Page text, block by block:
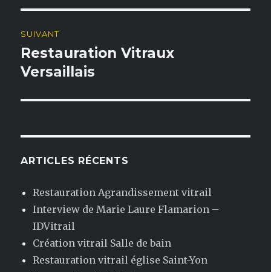
SUIVANT
Publication
suivante :
Restauration Vitraux
Versaillais
ARTICLES RÉCENTS
Restauration Agrandissement vitrail
Interview de Marie Laure Flamarion –
IDVitrail
Création vitrail Salle de bain
Restauration vitrail église Saint-Yon